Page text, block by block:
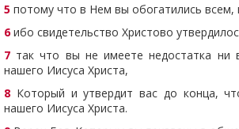
5 потому что в Нем вы обогатились
6ибо свидетельство Христово
7 так что вы не имеете недостатка ни
нашего Иисуса Христа,
8 Который и утвердит вас до конца,
нашего Иисуса Христа.